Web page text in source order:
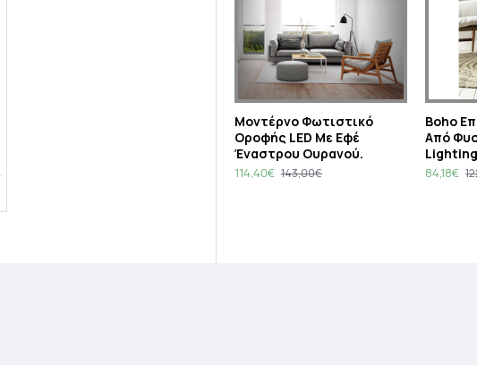
Μοντέρνο Φωτιστικό
Οροφής LED Με Εφέ
Έναστρου Ουρανού.
114,40€ 143,00€
Boho
Από
84,18€